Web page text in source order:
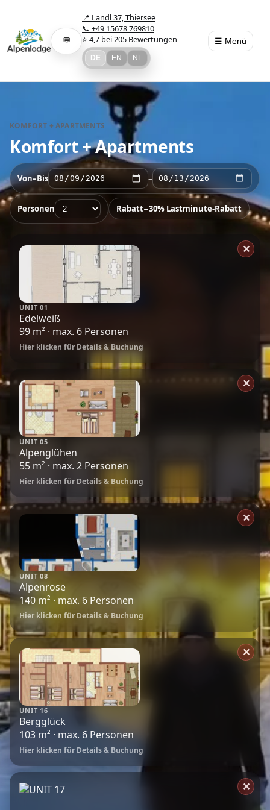
💬
📍 Landl 37, Thiersee
📞 +49 15678 769810
⭐ 4,7 bei 205 Bewertungen
DE EN NL
☰ Menü
KOMFORT + APARTMENTS
Komfort + Apartments
Von–Bis –
Personen Rabatt−30% Lastminute-Rabatt
UNIT 01
Edelweiß
99 m² · max. 6 Personen
Hier klicken für Details & Buchung
✕
UNIT 05
Alpenglühen
55 m² · max. 2 Personen
Hier klicken für Details & Buchung
✕
UNIT 08
Alpenrose
140 m² · max. 6 Personen
Hier klicken für Details & Buchung
✕
UNIT 16
Bergglück
103 m² · max. 6 Personen
Hier klicken für Details & Buchung
✕
✕